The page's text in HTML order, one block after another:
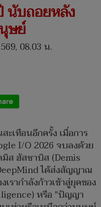
นับถอยหลัง
ษย์
08.03 น.
ะเทือนอีกครั้ง เมื่อการ
I/O 2026 จบลงด้วย
ส ฮัสซาบิส (Demis
ได้ส่งสัญญาณ
รากำลังก้าวเข้าสู่ยุคของ
หรือ "ปัญญา